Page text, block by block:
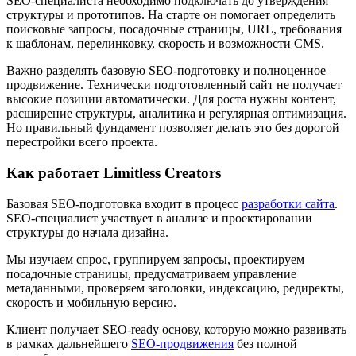
структуры и прототипов. На старте он помогает определить
поисковые запросы, посадочные страницы, URL, требования
к шаблонам, перелинковку, скорость и возможности CMS.
Важно разделять базовую SEO-подготовку и полноценное
продвижение. Технически подготовленный сайт не получает
высокие позиции автоматически. Для роста нужны контент,
расширение структуры, аналитика и регулярная оптимизация.
Но правильный фундамент позволяет делать это без дорогой
перестройки всего проекта.
Как работает Limitless Creators
Базовая SEO-подготовка входит в процесс разработки сайта.
SEO-специалист участвует в анализе и проектировании
структуры до начала дизайна.
Мы изучаем спрос, группируем запросы, проектируем
посадочные страницы, предусматриваем управление
метаданными, проверяем заголовки, индексацию, редиректы,
скорость и мобильную версию.
Клиент получает SEO-ready основу, которую можно развивать
в рамках дальнейшего SEO-продвижения без полной